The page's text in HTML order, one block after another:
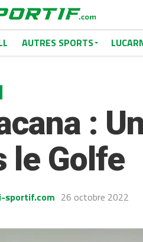
AUTRES SPORTS
:
le Golfe
sportif.com 26 octobre 2022